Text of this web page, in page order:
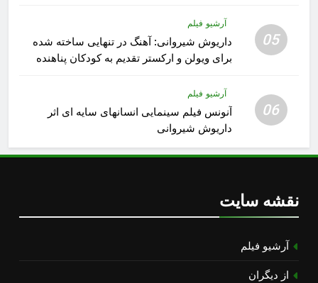
05
آرشیو فیلم
داریوش شیروانی: آهنگ در تنهایی ساخته شده
برای ویولن و ارکستر تقدیم به کودکان پناهنده
06
آرشیو فیلم
آنونس فیلم سینمایی انسانهای سایه ای اثر
داریوش شیروانی
نقشه سایت
آرشیو فیلم
از دیگران